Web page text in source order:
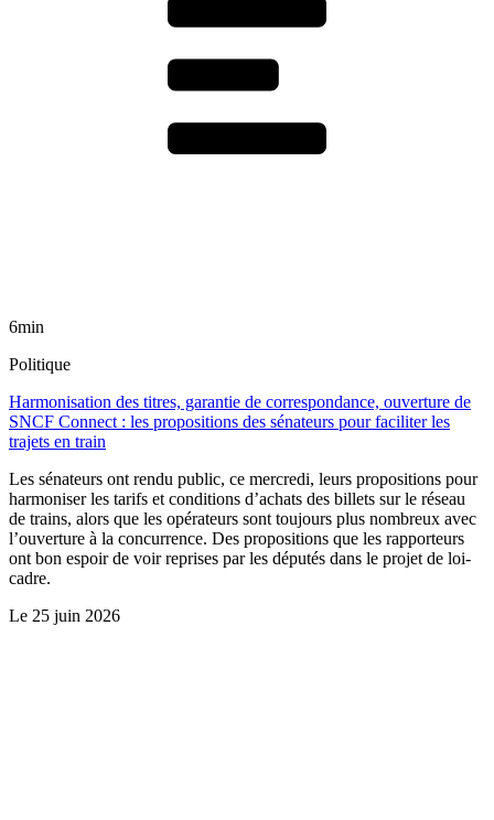
6min
Politique
Harmonisation des titres, garantie de correspondance, ouverture de
SNCF Connect : les propositions des sénateurs pour faciliter les
trajets en train
Les sénateurs ont rendu public, ce mercredi, leurs propositions pour
harmoniser les tarifs et conditions d’achats des billets sur le réseau
de trains, alors que les opérateurs sont toujours plus nombreux avec
l’ouverture à la concurrence. Des propositions que les rapporteurs
ont bon espoir de voir reprises par les députés dans le projet de loi-
cadre.
Le 25 juin 2026